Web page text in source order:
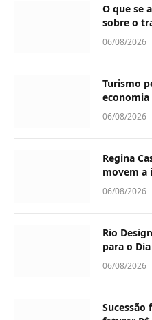
O que se
sobre o
06/08/2026
Turismo
economia
06/08/2026
Regina
movem a
06/08/2026
Rio
para o
06/08/2026
Sucessão